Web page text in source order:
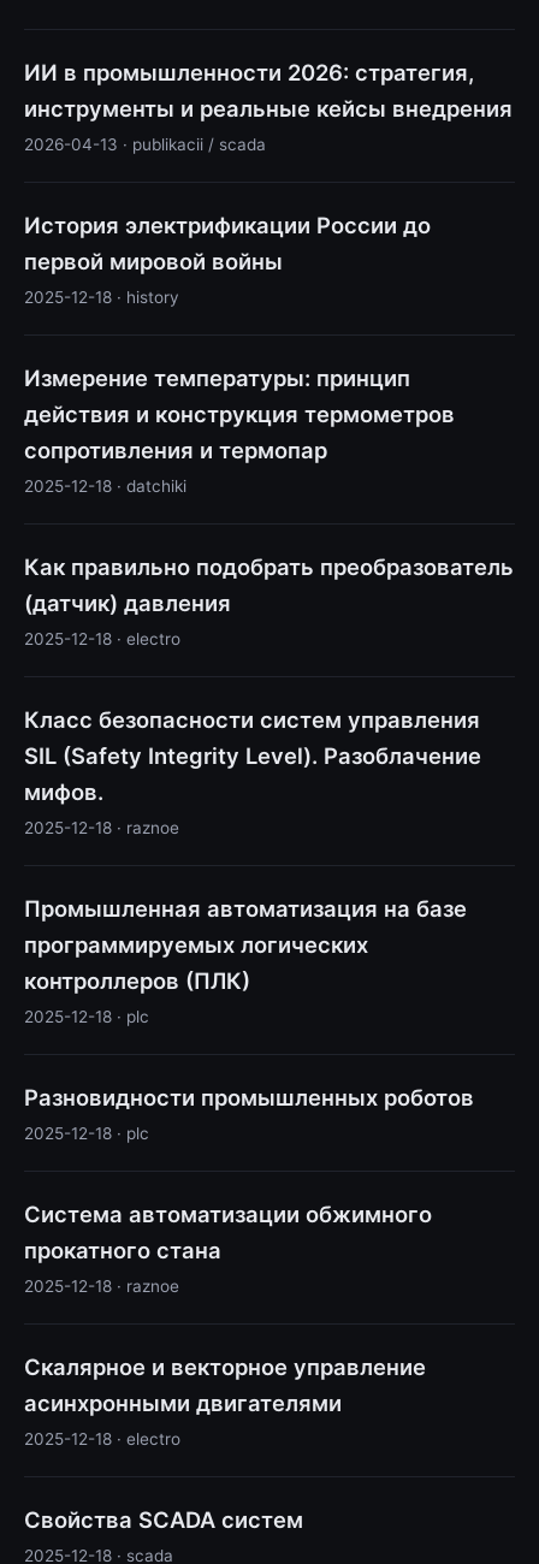
ИИ в промышленности 2026: стратегия,
инструменты и реальные кейсы внедрения
2026-04-13 · publikacii / scada
История электрификации России до
первой мировой войны
2025-12-18 · history
Измерение температуры: принцип
действия и конструкция термометров
сопротивления и термопар
2025-12-18 · datchiki
Как правильно подобрать преобразователь
(датчик) давления
2025-12-18 · electro
Класс безопасности систем управления
SIL (Safety Integrity Level). Разоблачение
мифов.
2025-12-18 · raznoe
Промышленная автоматизация на базе
программируемых логических
контроллеров (ПЛК)
2025-12-18 · plc
Разновидности промышленных роботов
2025-12-18 · plc
Система автоматизации обжимного
прокатного стана
2025-12-18 · raznoe
Скалярное и векторное управление
асинхронными двигателями
2025-12-18 · electro
Свойства SCADA систем
2025-12-18 · scada